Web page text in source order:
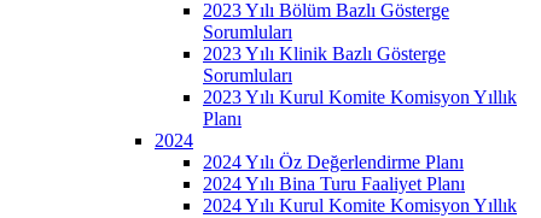
2023 Yılı Bölüm Bazlı Gösterge
Sorumluları
2023 Yılı Klinik Bazlı Gösterge
Sorumluları
2023 Yılı Kurul Komite Komisyon Yıllık
Planı
2024
2024 Yılı Öz Değerlendirme Planı
2024 Yılı Bina Turu Faaliyet Planı
2024 Yılı Kurul Komite Komisyon Yıllık